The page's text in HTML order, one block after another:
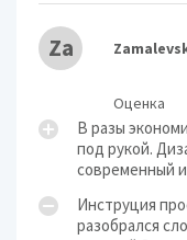
Za
Оценка
В разы
под рукой.
современный
Инструция
разобрался